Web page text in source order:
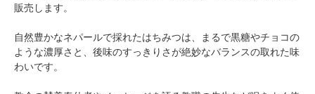
販売します。
自然豊かなネパールで採れたはちみつは、まるで黒糖やチョコの
ような濃厚さと、後味のすっきりさが絶妙なバランスの取れた味
わいです。